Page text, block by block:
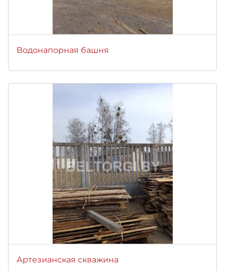
Водонапорная башня
Артезианская скважина